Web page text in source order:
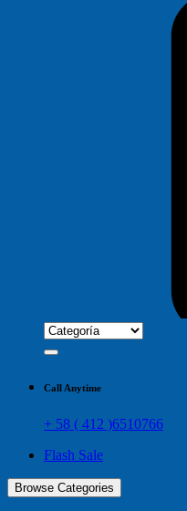
Call Anytime
+ 58 ( 412 )6510766
Flash Sale
Browse Categories